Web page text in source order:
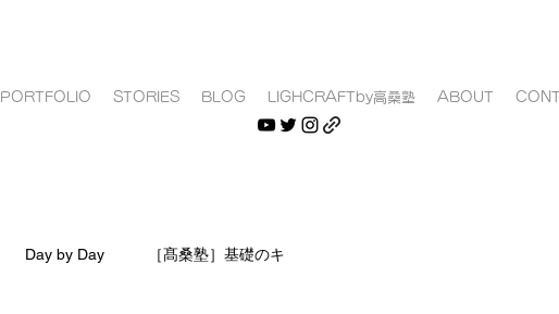
PORTFOLIO STORIES BLOG LIGHCRAFTby高桑塾 ABOUT
Day by Day ［髙桑塾］基礎のキ